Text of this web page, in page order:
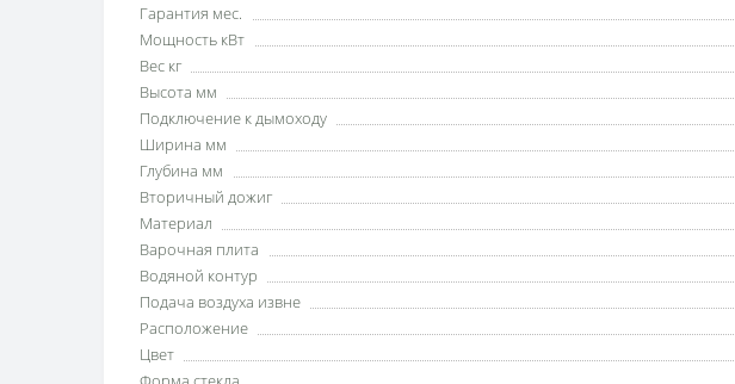
Гарантия мес.
Мощность кВт
Вес кг
Высота мм
Подключение к дымоходу
Ширина мм
Глубина мм
Вторичный дожиг
Материал
Варочная плита
Водяной контур
Подача воздуха извне
Расположение
Цвет